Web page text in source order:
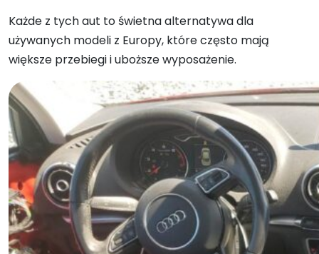
Każde z tych aut to świetna alternatywa dla
używanych modeli z Europy, które często mają
większe przebiegi i uboższe wyposażenie.